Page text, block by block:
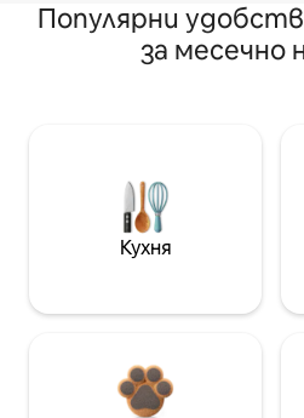
Популярни
за месечно
Кухня